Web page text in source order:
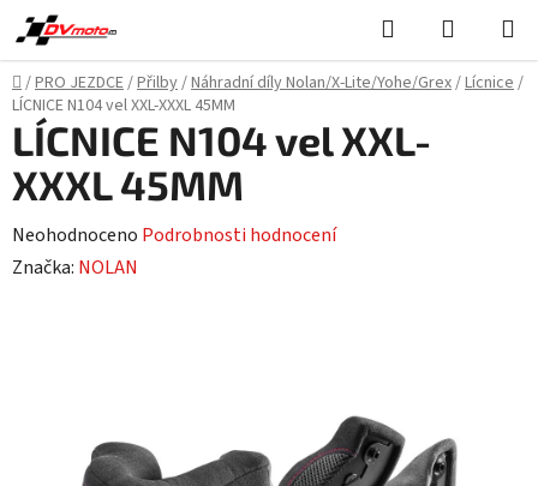
Přejít
na
obsah
Hledat
KOŠÍK
Domů
/PRO JEZDCE/Přilby/Náhradní díly Nolan/X-Lite/Yohe/Grex/Lícnice/
LÍCNICE N104 vel XXL-XXXL 45MM
LÍCNICE N104 vel XXL-
XXXL 45MM
Průměrné
hodnocení
hvězdiček.
Neohodnoceno Podrobnosti hodnocení
Značka: NOLAN